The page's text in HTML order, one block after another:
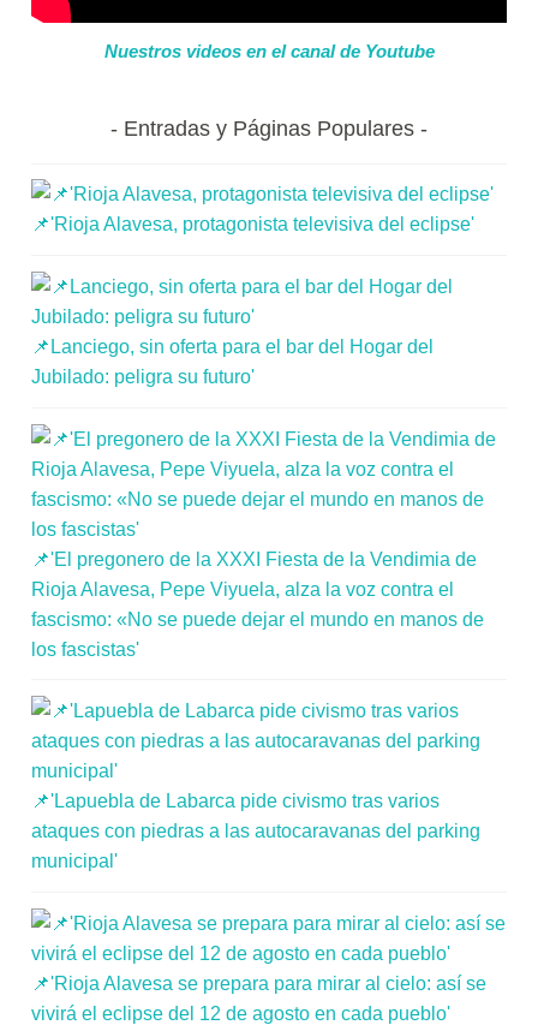
Nuestros videos en el canal de Youtube
Entradas y Páginas Populares
📌'Rioja Alavesa, protagonista televisiva del eclipse'
📌Lanciego, sin oferta para el bar del Hogar del
Jubilado: peligra su futuro'
📌'El pregonero de la XXXI Fiesta de la Vendimia de
Rioja Alavesa, Pepe Viyuela, alza la voz contra el
fascismo: «No se puede dejar el mundo en manos de
los fascistas'
📌'Lapuebla de Labarca pide civismo tras varios
ataques con piedras a las autocaravanas del parking
municipal'
📌'Rioja Alavesa se prepara para mirar al cielo: así se
vivirá el eclipse del 12 de agosto en cada pueblo'